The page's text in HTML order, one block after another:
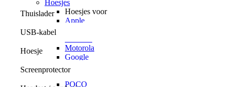
Hoesjes
Hoesjes voor
Apple
Motorola
Google
Xiaomi
POCO
Thuislader
USB-kabel
Hoesje
Screenprotector